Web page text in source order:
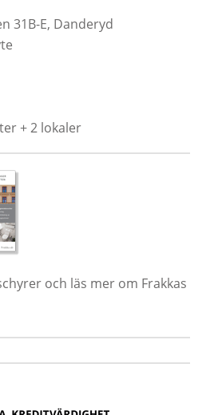
31B-E, Danderyd
+ 2 lokaler
och läs mer om Frakkas